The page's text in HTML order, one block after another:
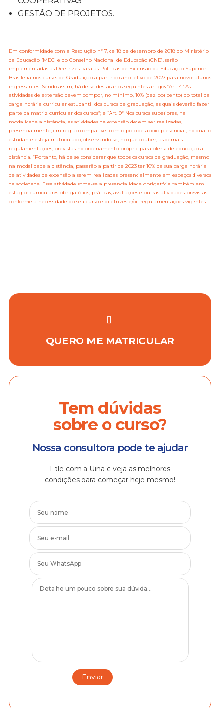
GESTÃO DE PROJETOS.
Em conformidade com a Resolução nº 7, de 18 de dezembro de 2018 do Ministério
da Educação (MEC) e do Conselho Nacional de Educação (CNE), serão
implementadas as Diretrizes para as Políticas de Extensão da Educação Superior
Brasileira nos cursos de Graduação a partir do ano letivo de 2023 para novos alunos
ingressantes. Sendo assim, há de se destacar os seguintes artigos:“Art. 4º As
atividades de extensão devem compor, no mínimo, 10% (dez por cento) do total da
carga horária curricular estudantil dos cursos de graduação, as quais deverão fazer
parte da matriz curricular dos cursos”; e “Art. 9º Nos cursos superiores, na
modalidade a distância, as atividades de extensão devem ser realizadas,
presencialmente, em região compatível com o polo de apoio presencial, no qual o
estudante esteja matriculado, observando-se, no que couber, as demais
regulamentações, previstas no ordenamento próprio para oferta de educação a
distância. ”Portanto, há de se considerar que todos os cursos de graduação, mesmo
na modalidade a distância, passarão a partir de 2023 ter 10% da sua carga horária
de atividades de extensão a serem realizadas presencialmente em espaços diversos
da sociedade. Essa atividade soma-se a presencialidade obrigatória também em
estágios curriculares obrigatórios, práticas, avaliações e outras atividades previstas
conforme a necessidade do seu curso e diretrizes e/ou regulamentações vigentes.
QUERO ME MATRICULAR
Tem dúvidas
sobre o curso?
Nossa consultora pode te ajudar
Fale com a Uina e veja as melhores
condições para começar hoje mesmo!